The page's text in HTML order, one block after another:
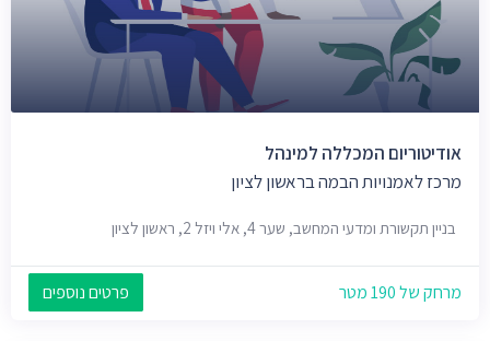
אודיטוריום המכללה למינהל
מרכז לאמנויות הבמה בראשון לציון
בניין תקשורת ומדעי המחשב, שער 4, אלי ויזל 2, ראשון לציון
מרחק של 190 מטר פרטים נוספים